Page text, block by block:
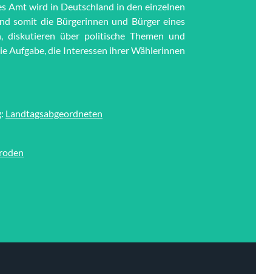
Amt wird in Deutschland in den einzelnen
somit die Bürgerinnen und Bürger eines
diskutieren über politische Themen und
Aufgabe, die Interessen ihrer Wählerinnen
Landtagsabgeordneten